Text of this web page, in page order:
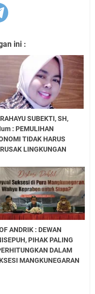
ini :
SUBEKTI, SH,
: PEMULIHAN
TIDAK HARUS
LINGKUNGAN
ANDRIK : DEWAN
PIHAK PALING
DALAM
MANGKUNEGARAN